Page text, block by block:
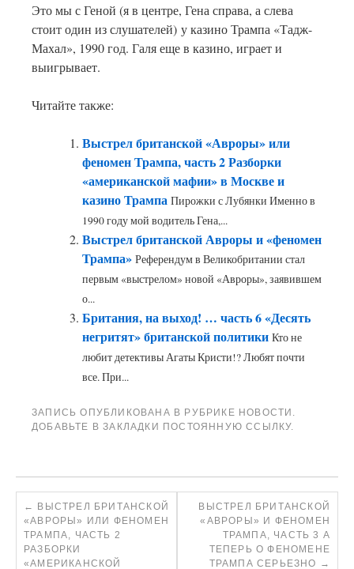
Это мы с Геной (я в центре, Гена справа, а слева
стоит один из слушателей) у казино Трампа «Тадж-
Махал», 1990 год. Галя еще в казино, играет и
выигрывает.
Читайте также:
Выстрел британской «Авроры» или
феномен Трампа, часть 2 Разборки
«американской мафии» в Москве и
казино Трампа Пирожки с Лубянки Именно в
1990 году мой водитель Гена,...
Выстрел британской Авроры и «феномен
Трампа» Референдум в Великобритании стал
первым «выстрелом» новой «Авроры», заявившем
о...
Британия, на выход! … часть 6 «Десять
негритят» британской политики Кто не
любит детективы Агаты Кристи!? Любят почти
все. При...
ЗАПИСЬ ОПУБЛИКОВАНА В РУБРИКЕ НОВОСТИ
ДОБАВЬТЕ В ЗАКЛАДКИ ПОСТОЯННУЮ ССЫЛКУ.
← ВЫСТРЕЛ БРИТАНСКОЙ
«АВРОРЫ» ИЛИ ФЕНОМЕН
ТРАМПА, ЧАСТЬ 2
РАЗБОРКИ
«АМЕРИКАНСКОЙ
ВЫСТРЕЛ БРИТАНСКОЙ
«АВРОРЫ» И ФЕНОМЕН
ТРАМПА, ЧАСТЬ 3 А
ТЕПЕРЬ О ФЕНОМЕНЕ
ТРАМПА СЕРЬЕЗНО →